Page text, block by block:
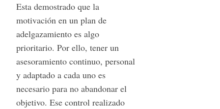
Esta demostrado que la
motivación en un plan de
adelgazamiento es algo
prioritario. Por ello, tener un
asesoramiento continuo, personal
y adaptado a cada uno es
necesario para no abandonar el
objetivo. Ese control realizado